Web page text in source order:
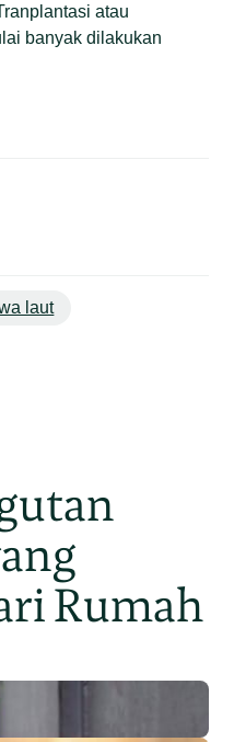
atau
banyak dilakukan
laut
Rumah